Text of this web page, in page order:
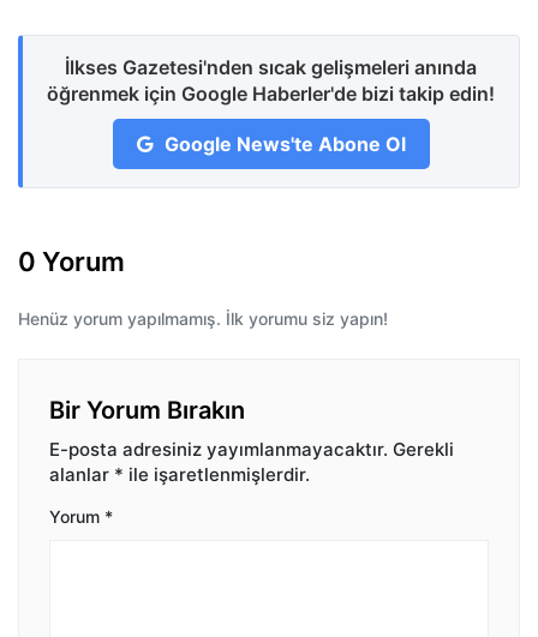
İlkses Gazetesi'nden sıcak gelişmeleri anında
öğrenmek için Google Haberler'de bizi takip edin!
Google News'te Abone Ol
0 Yorum
Henüz yorum yapılmamış. İlk yorumu siz yapın!
Bir Yorum Bırakın
E-posta adresiniz yayımlanmayacaktır. Gerekli
alanlar * ile işaretlenmişlerdir.
Yorum *